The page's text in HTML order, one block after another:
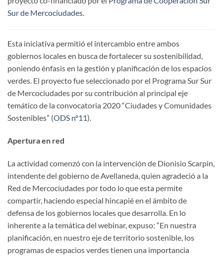
Sur de Mercociudades.
Esta iniciativa permitió el intercambio entre ambos
gobiernos locales en busca de fortalecer su sostenibilidad,
poniendo énfasis en la gestión y planificación de los espacios
verdes. El proyecto fue seleccionado por el Programa Sur Sur
de Mercociudades por su contribución al principal eje
temático de la convocatoria 2020 “Ciudades y Comunidades
Sostenibles” (ODS n°11).
Apertura en red
La actividad comenzó con la intervención de Dionisio Scarpin,
intendente del gobierno de Avellaneda, quien agradeció a la
Red de Mercociudades por todo lo que esta permite
compartir, haciendo especial hincapié en el ámbito de
defensa de los gobiernos locales que desarrolla. En lo
inherente a la temática del webinar, expuso: “En nuestra
planificación, en nuestro eje de territorio sostenible, los
programas de espacios verdes tienen una importancia